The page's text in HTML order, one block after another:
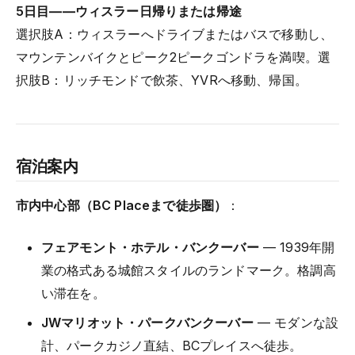
5日目――ウィスラー日帰りまたは帰途
選択肢A：ウィスラーへドライブまたはバスで移動し、
マウンテンバイクとピーク2ピークゴンドラを満喫。選
択肢B：リッチモンドで飲茶、YVRへ移動、帰国。
宿泊案内
市内中心部（BC Placeまで徒歩圏） ：
フェアモント・ホテル・バンクーバー— 1939年開
業の格式ある城館スタイルのランドマーク。格調高
い滞在を。
JWマリオット・パークバンクーバー— モダンな設
計、パークカジノ直結、BCプレイスへ徒歩。